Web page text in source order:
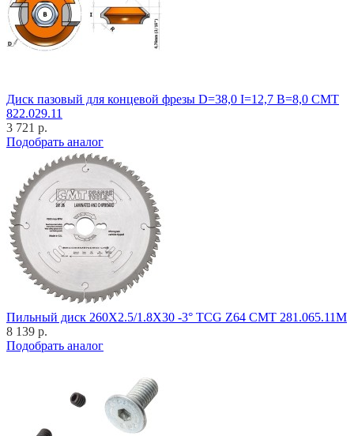
Диск пазовый для концевой фрезы D=38,0 I=12,7 B=8,0 CMT
822.029.11
3 721 р.
Подобрать аналог
Пильный диск 260X2.5/1.8X30 -3° TCG Z64 CMT 281.065.11M
8 139 р.
Подобрать аналог